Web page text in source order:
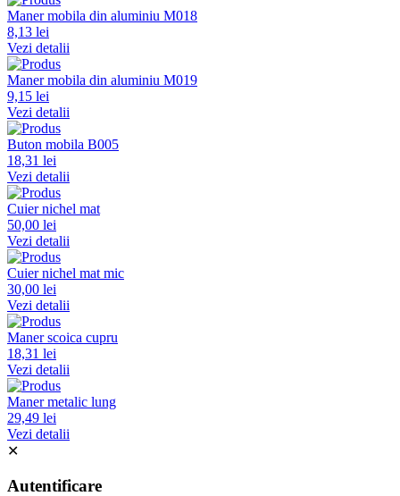
Maner mobila din aluminiu M018
8,13 lei
Vezi detalii
Maner mobila din aluminiu M019
9,15 lei
Vezi detalii
Buton mobila B005
18,31 lei
Vezi detalii
Cuier nichel mat
50,00 lei
Vezi detalii
Cuier nichel mat mic
30,00 lei
Vezi detalii
Maner scoica cupru
18,31 lei
Vezi detalii
Maner metalic lung
29,49 lei
Vezi detalii
✕
Autentificare